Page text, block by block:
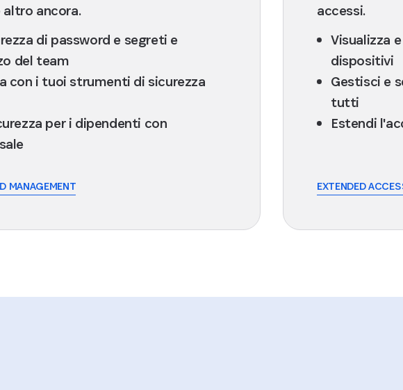
ancora.
di password e segreti e
del team
con i tuoi strumenti di sicurezza
per i dipendenti con
MANAGEMENT
accessi.
Visualizza
dispositivi
Gestisci e
tutti
Estendi
EXTENDED